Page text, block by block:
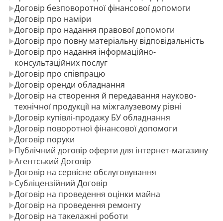
Договір безповоротної фінансової допомоги
Договір про наміри
Договір про надання правової допомоги
Договір про повну матеріальну відповідальність
Договір про надання інформаційно-
консультаційних послуг
Договір про співпрацю
Договір оренди обладнання
Договір на створення й передавання науково-
технічної продукції на міжгалузевому рівні
Договір купівлі-продажу БУ обладнання
Договір поворотної фінансової допомоги
Договір поруки
Публічний договір оферти для інтернет-магазину
Агентський Договір
Договір на сервісне обслуговування
Субліцензійний Договір
Договір на проведення оцінки майна
Договір на проведення ремонту
Договір на такелажні роботи